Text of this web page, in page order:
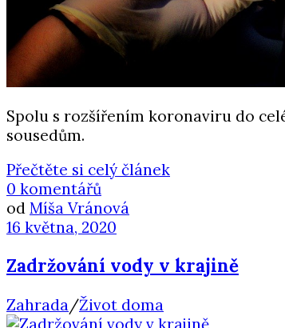
Spolu s rozšířením koronaviru do
sousedům.
Přečtěte si celý článek
0 komentářů
od Míša Vránová
16 května, 2020
Zadržování vody v krajině
Zahrada /Život doma